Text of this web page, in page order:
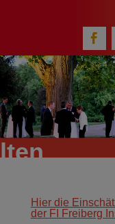
Hier die
der FI Freiberg